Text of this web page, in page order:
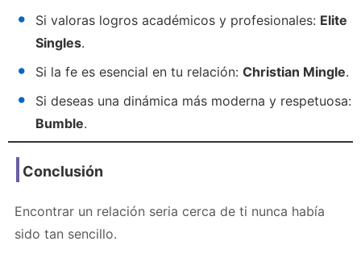
Si valoras logros académicos y profesionales: Elite
Singles.
Si la fe es esencial en tu relación: Christian Mingle.
Si deseas una dinámica más moderna y respetuosa:
Bumble.
Conclusión
Encontrar un relación seria cerca de ti nunca había
sido tan sencillo.